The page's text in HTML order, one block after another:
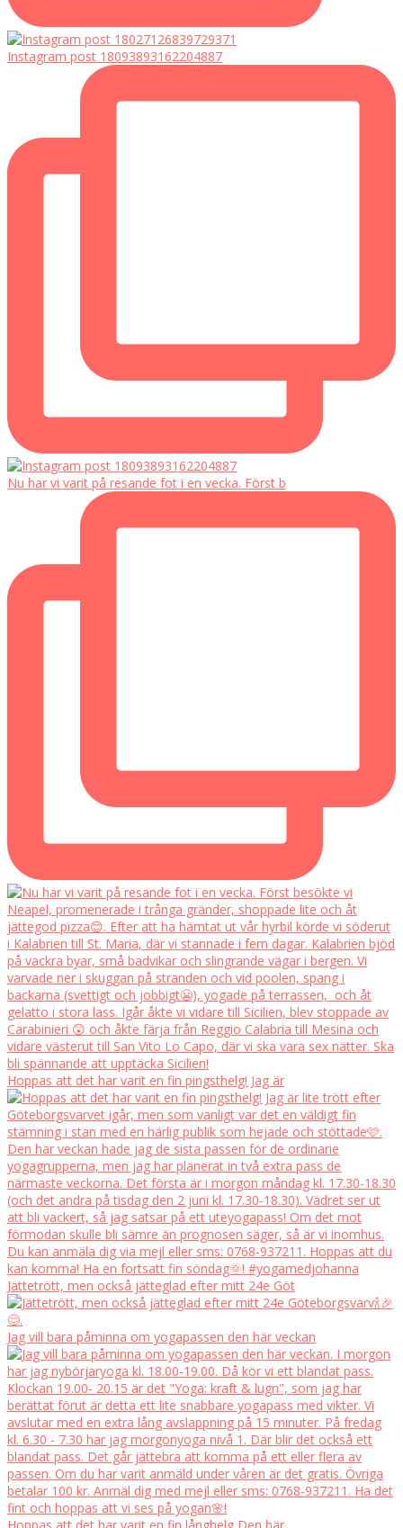
Instagram post 18093893162204887
Nu har vi varit på resande fot i en vecka. Först b
Hoppas att det har varit en fin pingsthelg! Jag är
Jättetrött, men också jätteglad efter mitt 24e Göt
Jag vill bara påminna om yogapassen den här veckan